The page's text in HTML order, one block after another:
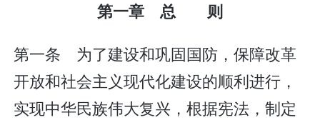
第一章 总 则
第一条 为了建设和巩固国防，保障改革
开放和社会主义现代化建设的顺利进行，
实现中华民族伟大复兴，根据宪法，制定